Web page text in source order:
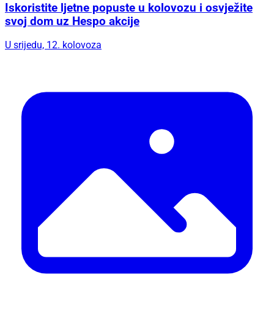
Iskoristite ljetne popuste u kolovozu i osvježite
svoj dom uz Hespo akcije
U srijedu, 12. kolovoza